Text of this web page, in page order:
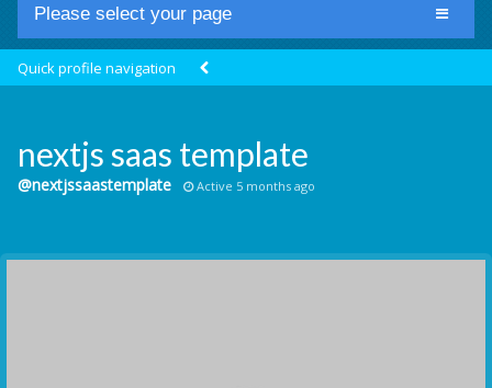
Please select your page
Groups
Communication Point
Quick profile navigation
nextjs saas template
@nextjssaastemplate Active 5 months ago